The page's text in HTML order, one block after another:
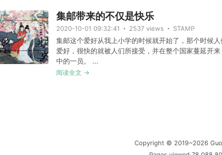
集邮带来的不仅是快乐
2020-10-01 09:32:41 2537 views STAMP
集邮这个爱好从我上小学的时候就开始了，那个时候
爱好，很快的就被人们所接受，并在整个国家蔓延开
中的一员。 ...
阅读全文 →
Copyright © 2019~2026